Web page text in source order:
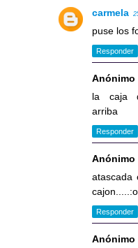
carmela
puse los
Responder
Anónimo
la caja
arriba
Responder
Anónimo
atascada
cajon.....:o
Responder
Anónimo